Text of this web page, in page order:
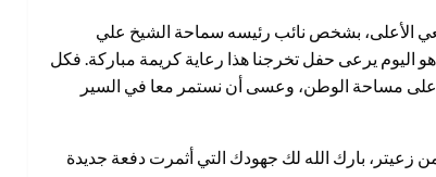
الأعلى، بشخص نائب رئيسه سماحة الشيخ علي
اليوم يرعى حفل تخرجنا هذا رعاية كريمة مباركة. فكل
على مساحة الوطن، وعسى أن نستمر معا في السير
زعيتر، بارك الله لك جهودك التي أثمرت دفعة جديدة